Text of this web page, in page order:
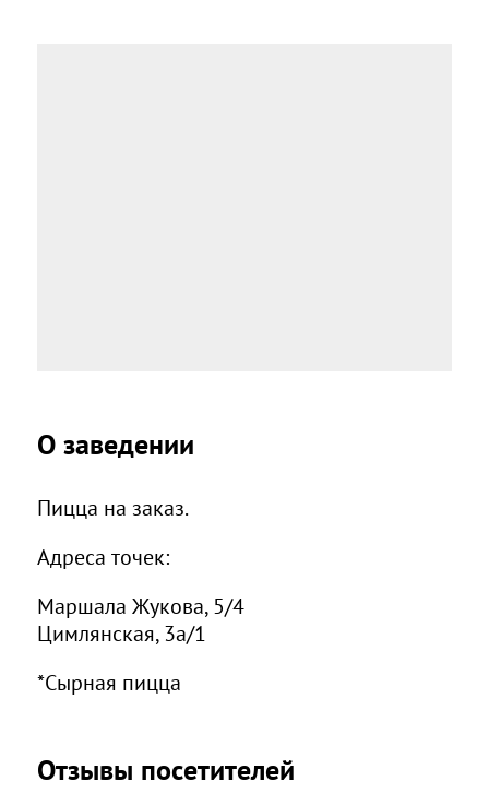
О заведении
Пицца на заказ.
Адреса точек:
Маршала Жукова, 5/4
Цимлянская, 3а/1
*Сырная пицца
Отзывы посетителей